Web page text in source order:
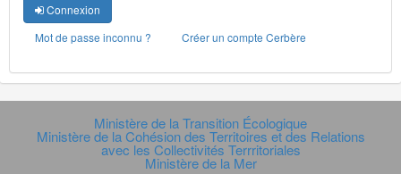
Connexion
Mot de passe inconnu ?
Créer un compte Cerbère
Ministère de la Transition Écologique
Ministère de la Cohésion des Territoires et des Relations
avec les Collectivités Terrritoriales
Ministère de la Mer